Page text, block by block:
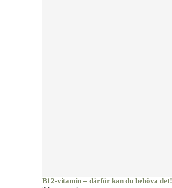
B12-vitamin – därför kan du behöva det!